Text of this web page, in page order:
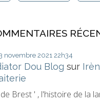
novembre 2021 22h34
Dou Blog sur
Brest ' , l'histoire de la